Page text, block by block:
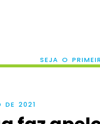
SEJA O
DE 2021